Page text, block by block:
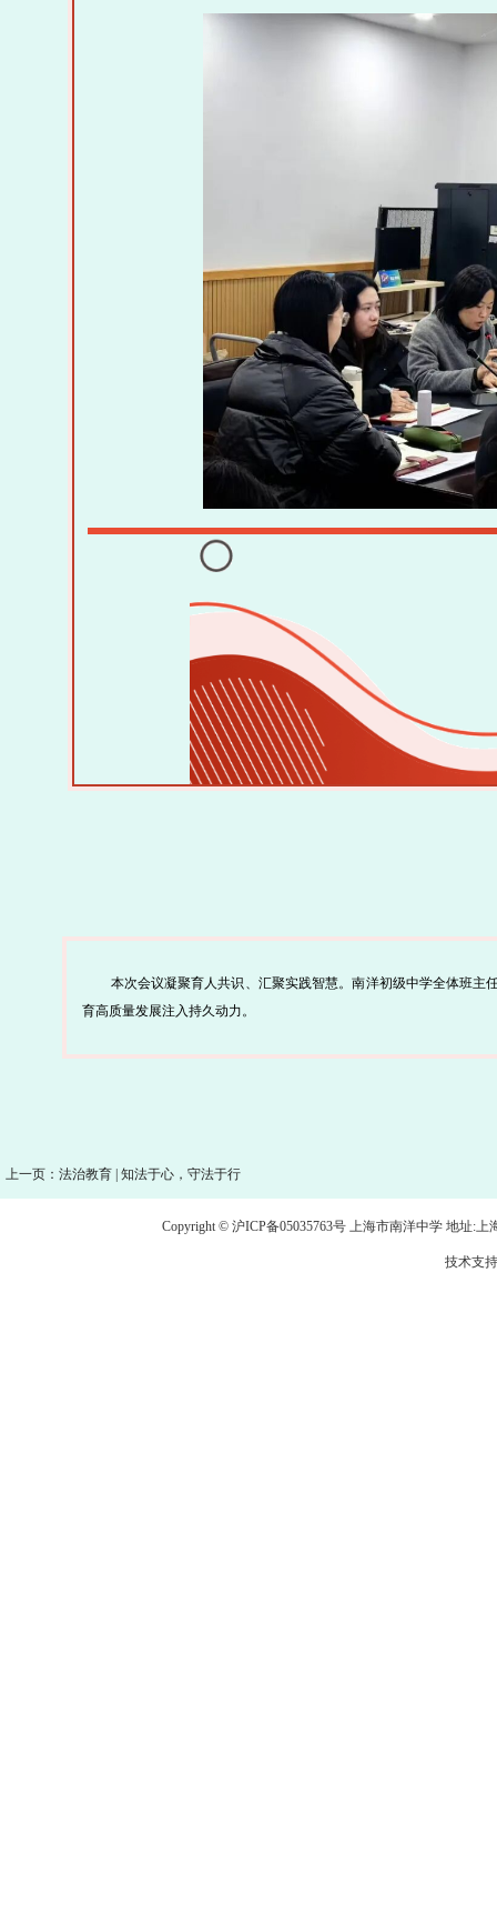
本次会议凝聚育人共识、汇聚实践智慧。南洋初级中学全体班
育高质量发展注入持久动力。
上一页：法治教育 | 知法于心，守法于行
Copyright © 沪ICP备05035763号 上海市南洋中学 地址:上
技术支